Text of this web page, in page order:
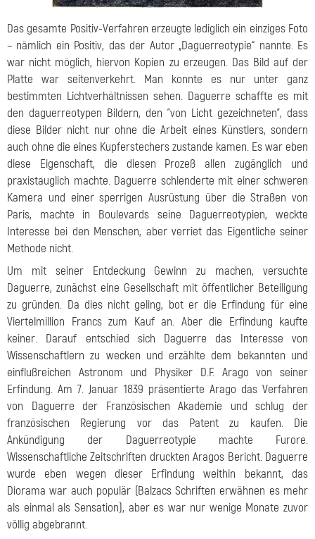
Das gesamte Positiv-Verfahren erzeugte lediglich ein einziges Foto
– nämlich ein Positiv, das der Autor „Daguerreotypie“ nannte. Es
war nicht möglich, hiervon Kopien zu erzeugen. Das Bild auf der
Platte war seitenverkehrt. Man konnte es nur unter ganz
bestimmten Lichtverhältnissen sehen. Daguerre schaffte es mit
den daguerreotypen Bildern, den "von Licht gezeichneten", dass
diese Bilder nicht nur ohne die Arbeit eines Künstlers, sondern
auch ohne die eines Kupferstechers zustande kamen. Es war eben
diese Eigenschaft, die diesen Prozeß allen zugänglich und
praxistauglich machte. Daguerre schlenderte mit einer schweren
Kamera und einer sperrigen Ausrüstung über die Straßen von
Paris, machte in Boulevards seine Daguerreotypien, weckte
Interesse bei den Menschen, aber verriet das Eigentliche seiner
Methode nicht.
Um mit seiner Entdeckung Gewinn zu machen, versuchte
Daguerre, zunächst eine Gesellschaft mit öffentlicher Beteiligung
zu gründen. Da dies nicht geling, bot er die Erfindung für eine
Viertelmillion Francs zum Kauf an. Aber die Erfindung kaufte
keiner. Darauf entschied sich Daguerre das Interesse von
Wissenschaftlern zu wecken und erzählte dem bekannten und
einflußreichen Astronom und Physiker D.F. Arago von seiner
Erfindung. Am 7. Januar 1839 präsentierte Arago das Verfahren
von Daguerre der Französischen Akademie und schlug der
französischen Regierung vor das Patent zu kaufen. Die
Ankündigung der Daguerreotypie machte Furore.
Wissenschaftliche Zeitschriften druckten Aragos Bericht. Daguerre
wurde eben wegen dieser Erfindung weithin bekannt, das
Diorama war auch populär (Balzacs Schriften erwähnen es mehr
als einmal als Sensation), aber es war nur wenige Monate zuvor
völlig abgebrannt.